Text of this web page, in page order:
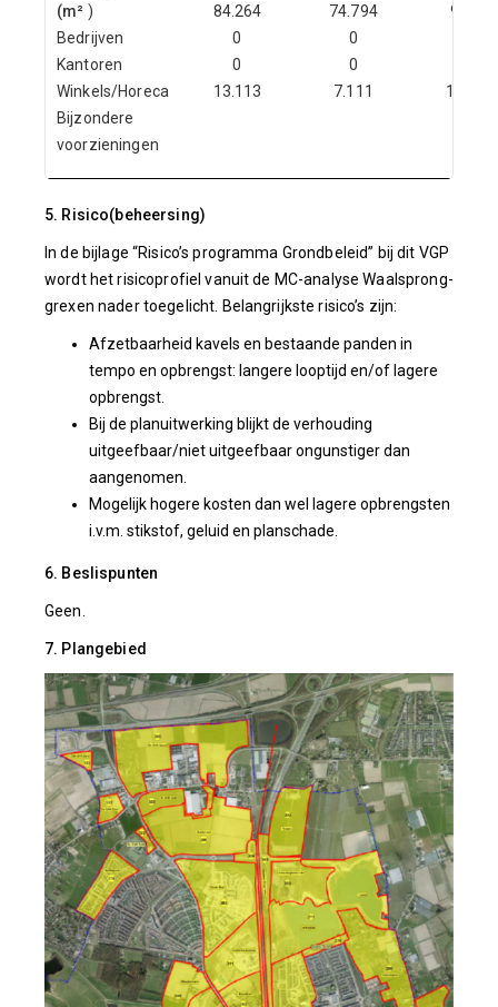
(m² )
Bedrijven
Kantoren
Winkels/Horeca
Bijzondere
voorzieningen
84.264
0
0
13.113
74.794
0
0
7.111
9.000
11.366
5. Risico(beheersing)
In de bijlage “Risico’s programma Grondbeleid” bij dit VGP
wordt het risicoprofiel vanuit de MC-analyse Waalsprong-
grexen nader toegelicht. Belangrijkste risico’s zijn:
Afzetbaarheid kavels en bestaande panden in
tempo en opbrengst: langere looptijd en/of lagere
opbrengst.
Bij de planuitwerking blijkt de verhouding
uitgeefbaar/niet uitgeefbaar ongunstiger dan
aangenomen.
Mogelijk hogere kosten dan wel lagere opbrengsten
i.v.m. stikstof, geluid en planschade.
6. Beslispunten
Geen.
7. Plangebied